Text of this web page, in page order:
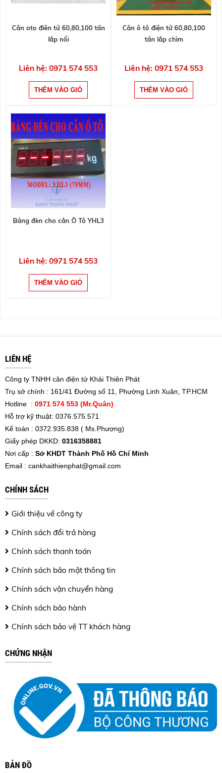
Cân oto điên tử 60,80,100 tấn
lắp nổi
Liên hệ: 0971 574 553
Cân ô tô điện tử 60,80,100
tấn lắp chìm
Liên hệ: 0971 574 553
Bảng đèn cho cân Ô Tô YHL3
Liên hệ: 0971 574 553
LIÊN HỆ
Công ty TNHH cân điện tử Khải Thiên Phát
Trụ sở chính : 161/41 Đường số 11, Phường Linh Xuân, TP.HCM
Hotline : 0971 574 553 (Mr.Quân)
Hỗ trợ kỹ thuật: 0376.575.571
Kế toán : 0372.935.838 ( Ms.Phượng)
Giấy phép DKKD: 0316358881
Nơi cấp : Sở KHDT Thành Phố Hồ Chí Minh
Email : cankhaithienphat@gmail.com
CHÍNH SÁCH
Giới thiệu về công ty
Chính sách đổi trả hàng
Chính sách thanh toán
Chính sách bảo mật thông tin
Chính sách vận chuyển hàng
Chính sách bảo hành
Chính sách bảo vệ TT khách hàng
CHỨNG NHẬN
BẢN ĐỒ